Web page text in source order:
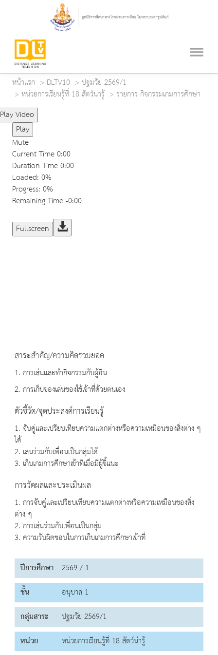
หน้าแรก DLTV10
ปฐมวัย 2569/1
หน่วยการเรียนรู้ที่ 18 สัตว์น่ารู้
รายการ กิจกรรมเกมการศึกษา
Play Video
Play
Mute
Current Time0:00
Duration Time0:00
Loaded: 0%
Progress: 0%
Remaining Time-0:00
Fullscreen
สาระสำคัญ/ความคิดรวมยอด
1. การเล่นและทำกิจกรรมกับผู้อื่น
2. การเก็บของเล่นของใช้เข้าที่ด้วยตนเอง
ตัวชี้วัด/จุดประสงค์การเรียนรู้
1. จับคู่และเปรียบเทียบความแตกต่างหรือความเหมือนของสิ่งต่าง ๆ
ได้
2. เล่นร่วมกับเพื่อนเป็นกลุ่มได้
3. เก็บเกมการศึกษาเข้าที่เมื่อมีผู้ชี้แนะ
การวัดผลและประเมินผล
1. การจับคู่และเปรียบเทียบความแตกต่างหรือความเหมือนของสิ่ง
ต่าง ๆ
2. การเล่นร่วมกับเพื่อนเป็นกลุ่ม
3. ความรับผิดชอบในการเก็บเกมการศึกษาเข้าที่
ปีการศึกษา 2569 / 1
ชั้น
อนุบาล 1
กลุ่มสาระ
ปฐมวัย 2569/1
หน่วย
หน่วยการเรียนรู้ที่ 18 สัตว์น่ารู้